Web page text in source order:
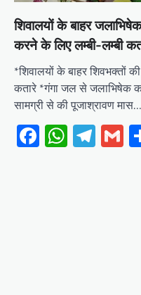
शिवालयों के बाहर
करने के लिए लम्बी-लम्बी
*शिवालयों के बाहर शिवभक्तों
कतारे *गंगा जल से जलाभिषेक
सामग्री से की पूजाश्रावण मास…
Facebook